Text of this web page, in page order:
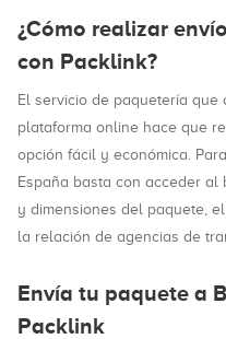
¿Cómo realizar
con Packlink?
El servicio de paquetería que
plataforma online hace que
opción fácil y económica.
España basta con acceder
y dimensiones del paquete,
la relación de agencias de
Envía tu paquete a
Packlink